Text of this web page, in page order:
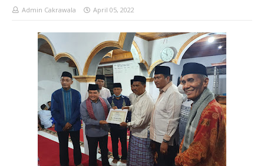
Admin Cakrawala April 05, 2022